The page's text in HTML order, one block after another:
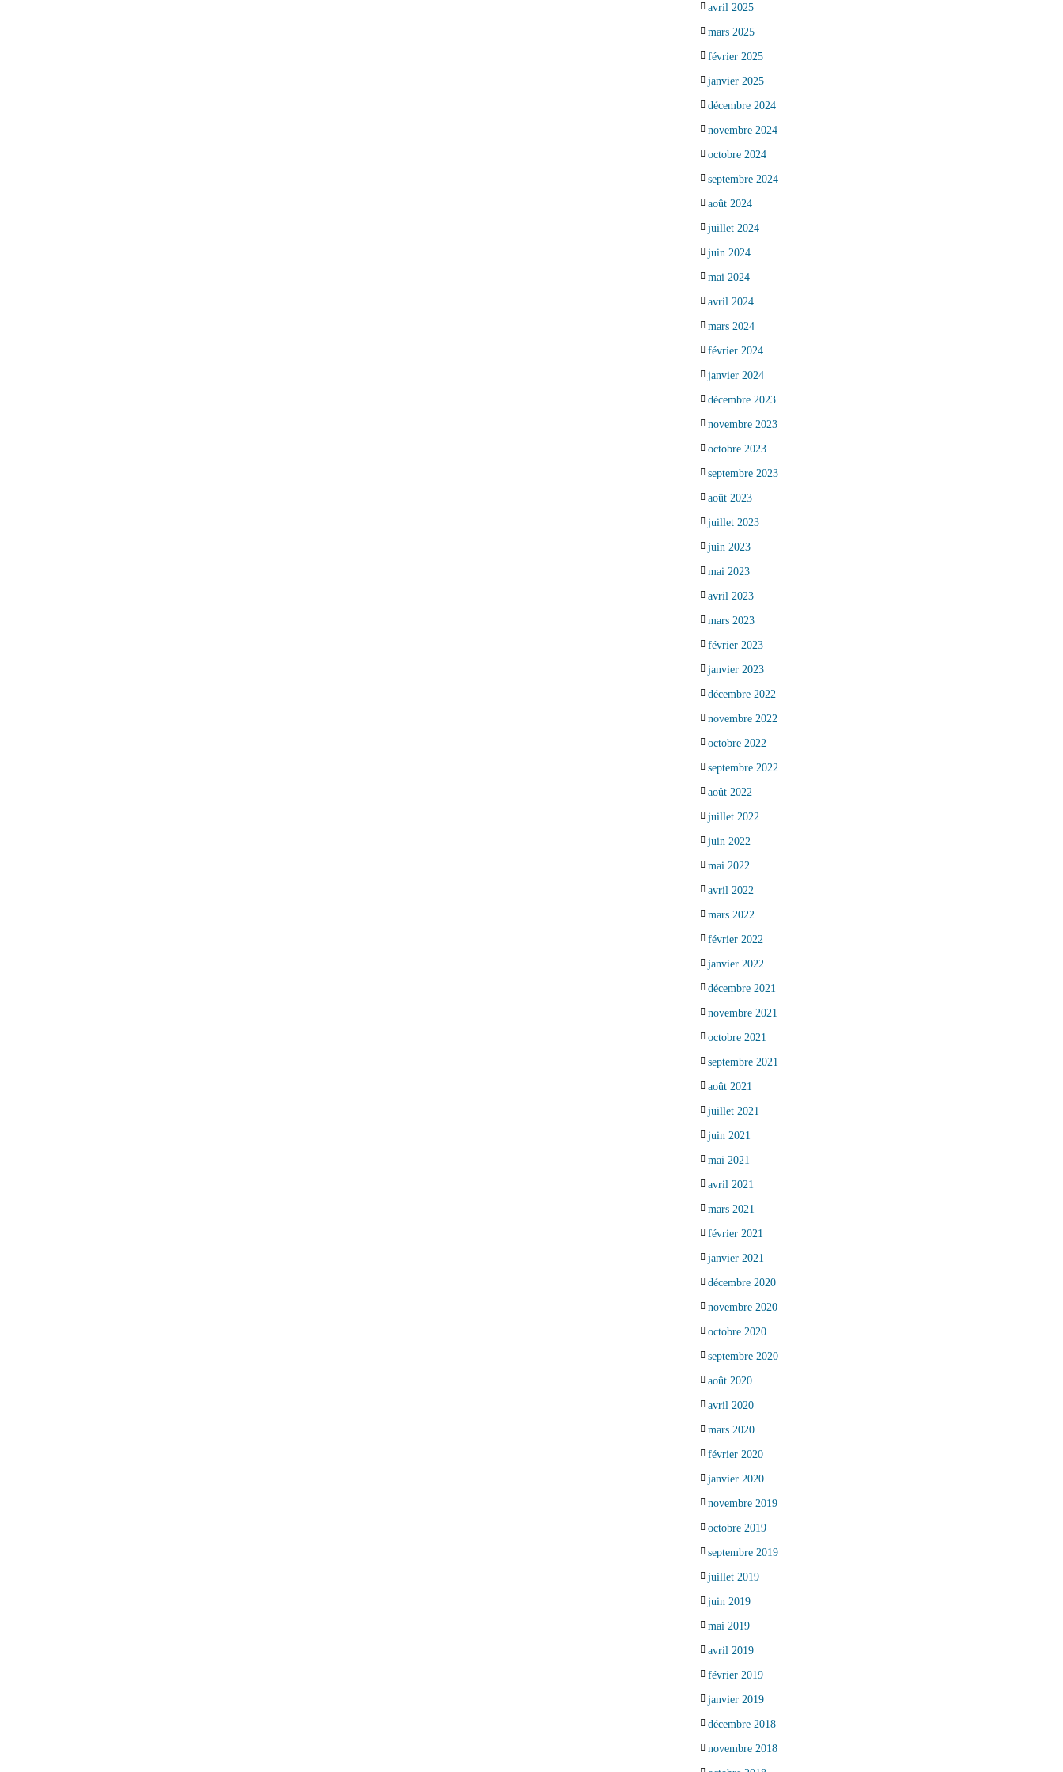
avril 2025
mars 2025
février 2025
janvier 2025
décembre 2024
novembre 2024
octobre 2024
septembre 2024
août 2024
juillet 2024
juin 2024
mai 2024
avril 2024
mars 2024
février 2024
janvier 2024
décembre 2023
novembre 2023
octobre 2023
septembre 2023
août 2023
juillet 2023
juin 2023
mai 2023
avril 2023
mars 2023
février 2023
janvier 2023
décembre 2022
novembre 2022
octobre 2022
septembre 2022
août 2022
juillet 2022
juin 2022
mai 2022
avril 2022
mars 2022
février 2022
janvier 2022
décembre 2021
novembre 2021
octobre 2021
septembre 2021
août 2021
juillet 2021
juin 2021
mai 2021
avril 2021
mars 2021
février 2021
janvier 2021
décembre 2020
novembre 2020
octobre 2020
septembre 2020
août 2020
avril 2020
mars 2020
février 2020
janvier 2020
novembre 2019
octobre 2019
septembre 2019
juillet 2019
juin 2019
mai 2019
avril 2019
février 2019
janvier 2019
décembre 2018
novembre 2018